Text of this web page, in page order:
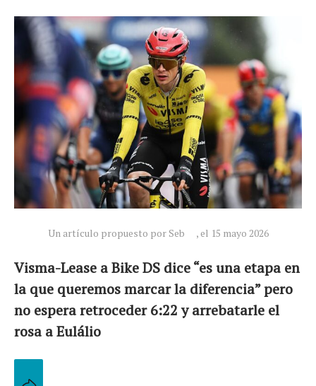
Un artículo propuesto por Seb , el 15 mayo 2026
Visma-Lease a Bike DS dice “es una etapa en
la que queremos marcar la diferencia” pero
no espera retroceder 6:22 y arrebatarle el
rosa a Eulálio